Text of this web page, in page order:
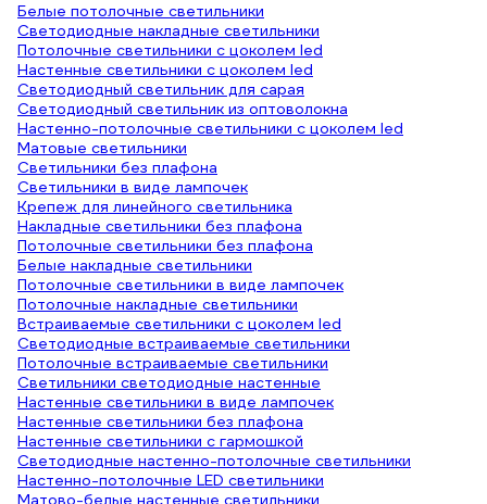
Белые потолочные светильники
Светодиодные накладные светильники
Потолочные светильники с цоколем led
Настенные светильники с цоколем led
Светодиодный светильник для сарая
Светодиодный светильник из оптоволокна
Настенно-потолочные светильники с цоколем led
Матовые светильники
Светильники без плафона
Светильники в виде лампочек
Крепеж для линейного светильника
Накладные светильники без плафона
Потолочные светильники без плафона
Белые накладные светильники
Потолочные светильники в виде лампочек
Потолочные накладные светильники
Встраиваемые светильники с цоколем led
Светодиодные встраиваемые светильники
Потолочные встраиваемые светильники
Светильники светодиодные настенные
Настенные светильники в виде лампочек
Настенные светильники без плафона
Настенные светильники с гармошкой
Светодиодные настенно-потолочные светильники
Настенно-потолочные LED светильники
Матово-белые настенные светильники